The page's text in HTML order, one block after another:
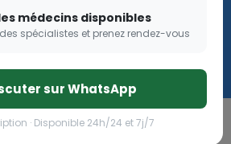
médecins disponibles
spécialistes et prenez rendez-vous
sur WhatsApp
· Disponible 24h/24 et 7j/7